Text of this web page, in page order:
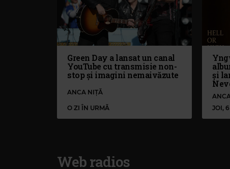
Green Day a lansat un canal
YouTube cu transmisie non-
stop și imagini nemaivăzute
ANCA NIȚĂ
O ZI ÎN URMĂ
și
JOI,
Web radios